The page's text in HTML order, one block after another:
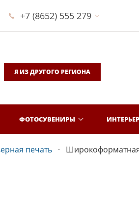
+7 (8652) 555 279
Я ИЗ ДРУГОГО РЕГИОНА
ФОТОСУВЕНИРЫ
печать